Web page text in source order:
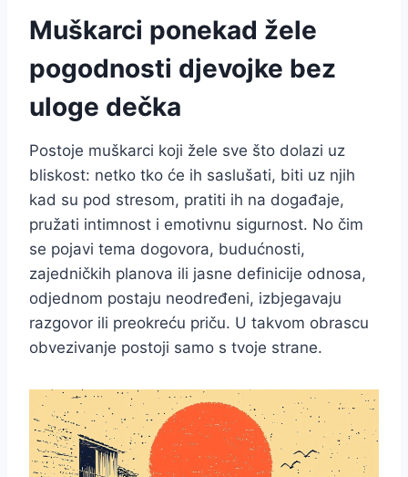
Muškarci ponekad žele
pogodnosti djevojke bez
uloge dečka
Postoje muškarci koji žele sve što dolazi uz
bliskost: netko tko će ih saslušati, biti uz njih
kad su pod stresom, pratiti ih na događaje,
pružati intimnost i emotivnu sigurnost. No čim
se pojavi tema dogovora, budućnosti,
zajedničkih planova ili jasne definicije odnosa,
odjednom postaju neodređeni, izbjegavaju
razgovor ili preokreću priču. U takvom obrascu
obvezivanje postoji samo s tvoje strane.